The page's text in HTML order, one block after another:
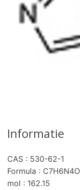
Informatie
CAS : 530-62-1
Formula : C7H6N4O
mol : 162.15